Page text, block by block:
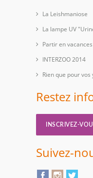
La Leishmaniose
La lampe UV
Partir en
INTERZOO 2014
Rien que pour vos
Restez
INSCRIVEZ-
Suivez-